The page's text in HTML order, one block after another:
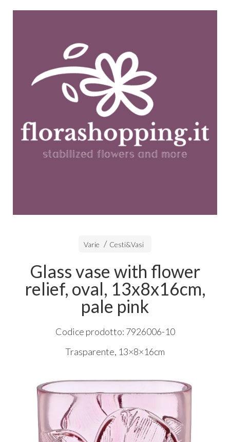
Varie Cesti&Vasi
Glass vase with flower
relief, oval, 13x8x16cm,
pale pink
Codice prodotto: 7926006-10
Trasparente, 13×8×16cm